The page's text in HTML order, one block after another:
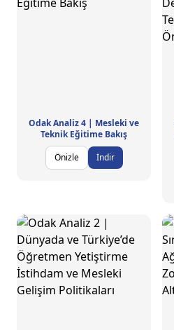
Odak Analiz 4 | Mesleki ve
Teknik Eğitime Bakış
Önizle
İndir